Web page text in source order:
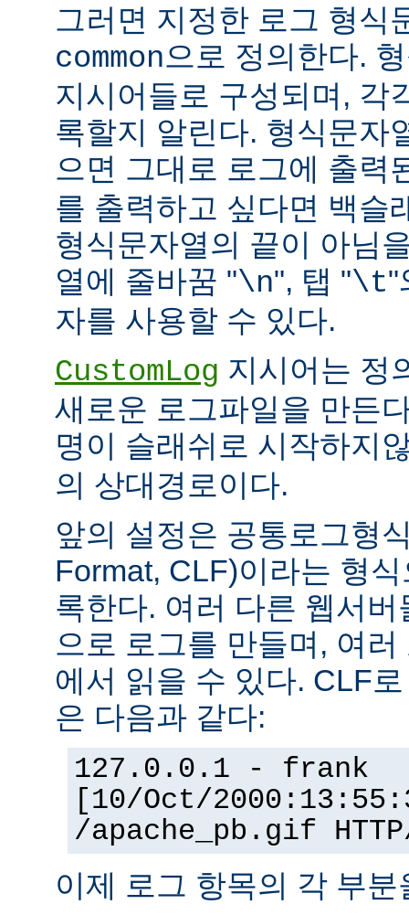
그러면 지정한 로그 형식
common으로 정의한다.
지시어들로 구성되며, 각
록할지 알린다. 형식문자
으면 그대로 로그에 출력
를 출력하고 싶다면 백슬
형식문자열의 끝이 아님
열에 줄바꿈 "\n", 탭 "\t"
자를 사용할 수 있다.
CustomLog 지시어는 정
새로운 로그파일을 만든
명이 슬래쉬로 시작하지
의 상대경로이다.
앞의 설정은 공통로그형
Format, CLF)이라는 형
록한다. 여러 다른 웹서
으로 로그를 만들며, 여
에서 읽을 수 있다. CLF
은 다음과 같다:
127.0.0.1 - frank
[10/Oct/
/apache_pb.gif
이제 로그 항목의 각 부